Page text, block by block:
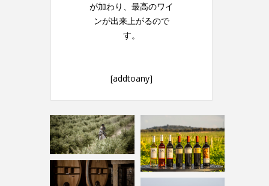
が加わり、最高のワイ
ンが出来上がるので
す。
[addtoany]